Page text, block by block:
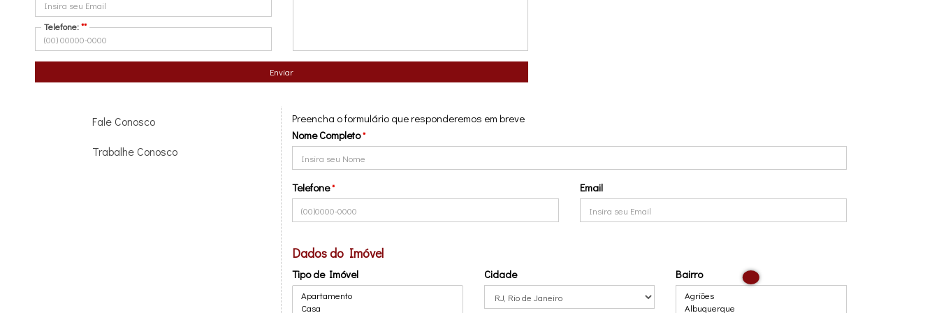
Contato por Whatsapp
Compra
Fale Conosco
Trabalhe Conosco
Comprar Alugar
Preencha o formulário que responderemos em breve
Nome Completo*
Telefone* Email
Dados do Imóvel
Tipo de Imóvel Cidade Bairro
Telefone:**
Enviar